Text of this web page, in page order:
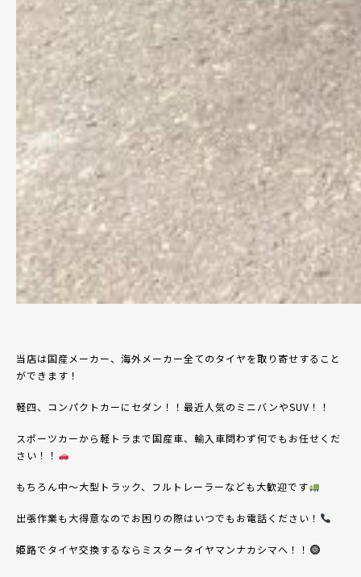
当店は国産メーカー、海外メーカー全てのタイヤを取り寄せすること
ができます！
軽四、コンパクトカーにセダン！！最近人気のミニバンやSUV ！！
スポーツカーから軽トラまで国産車、輸入車問わず何でもお任せくだ
さい！！
もちろん中〜大型トラック、フルトレーラーなども大歓迎です
出張作業も大得意なのでお困りの際はいつでもお電話ください！
姫路でタイヤ交換するならミスタータイヤマンナカシマへ！！